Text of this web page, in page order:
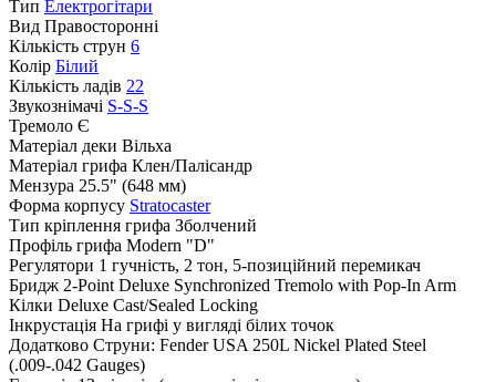
Тип Електрогітари
Вид Правосторонні
Кількість струн 6
Колір Білий
Кількість ладів 22
Звукознімачі S-S-S
Тремоло Є
Матеріал деки Вільха
Матеріал грифа Клен/Палісандр
Мензура 25.5" (648 мм)
Форма корпусу Stratocaster
Тип кріплення грифа Зболчений
Профіль грифа Modern "D"
Регулятори 1 гучність, 2 тон, 5-позиційний перемикач
Бридж 2-Point Deluxe Synchronized Tremolo with Pop-In Arm
Кілки Deluxe Cast/Sealed Locking
Інкрустація На грифі у вигляді білих точок
Додатково Струни: Fender USA 250L Nickel Plated Steel
(.009-.042 Gauges)